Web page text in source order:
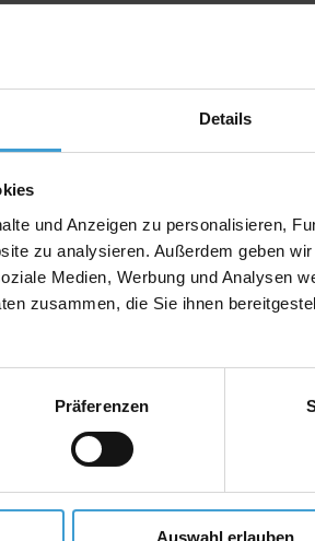
Details
und Anzeigen zu personalisieren,
zu analysieren. Außerdem geben
Medien, Werbung und Analysen
zusammen, die Sie ihnen
Präferenzen
Auswahl erlauben